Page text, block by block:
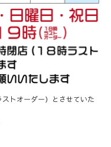
トオーダー）とさせていた